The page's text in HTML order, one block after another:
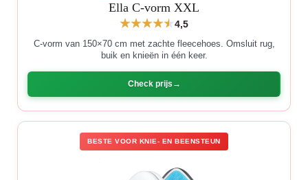
Ella C-vorm XXL
4,5
C-vorm van 150×70 cm met zachte fleecehoes. Omsluit rug,
buik en knieën in één keer.
Check prijs
BESTE VOOR KNIE- EN BEENSTEUN